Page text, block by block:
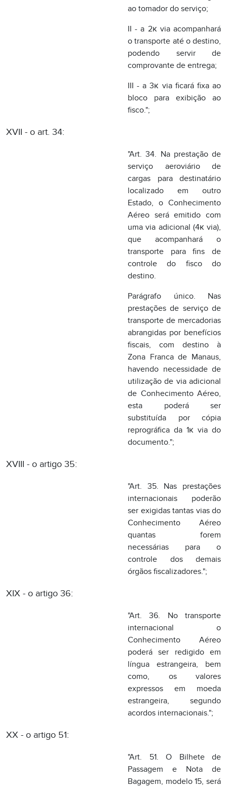
bloco para exibição ao
"Art. 34. Na prestação de
cargas para destinatário
localizado em outro
Estado, o Conhecimento
que acompanhará o
transporte para fins de
controle do fisco do
destino.
Parágrafo único. Nas
prestações de serviço de
transporte de mercadorias
abrangidas por benefícios
fiscais, com destino à
Zona Franca de Manaus,
havendo necessidade de
utilização de via adicional
de Conhecimento Aéreo,
esta poderá ser
substituída por cópia
reprográfica da 1к via do
documento.";
"Art. 35. Nas prestações
internacionais poderão
ser exigidas tantas vias do
Conhecimento Aéreo
quantas forem
órgãos fiscalizadores.";
"Art. 36. No transporte
internacional o
Conhecimento Aéreo
poderá ser redigido em
língua estrangeira, bem
estrangeira, segundo
acordos internacionais.";
"Art. 51. O Bilhete de
Passagem e Nota de
Bagagem, modelo 15, será
utilizado pelos
transportadores que
interestadual e
internacional de
passageiros.";